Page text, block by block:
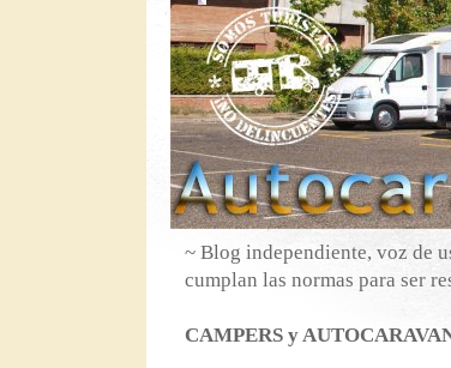
~ Blog independiente, voz de
cumplan las normas para ser
CAMPERS y